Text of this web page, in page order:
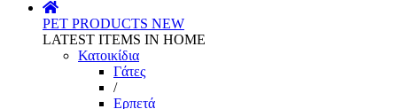
PET PRODUCTS NEW
LATEST ITEMS IN HOME
Κατοικίδια
Γάτες
/
Ερπετά